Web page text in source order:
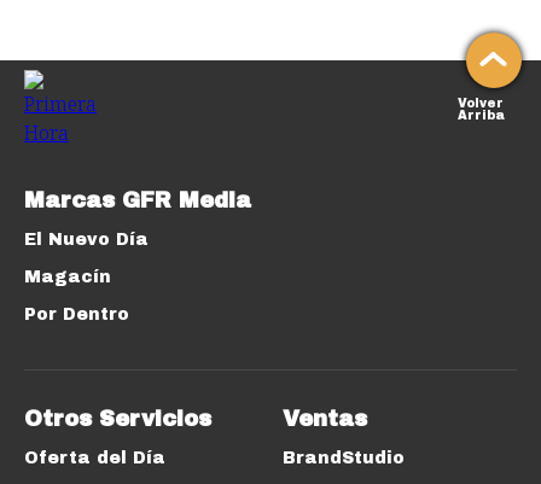
Volver
Arriba
Marcas GFR Media
El Nuevo Día
Magacín
Por Dentro
Otros Servicios
Oferta del Día
Ventas
BrandStudio